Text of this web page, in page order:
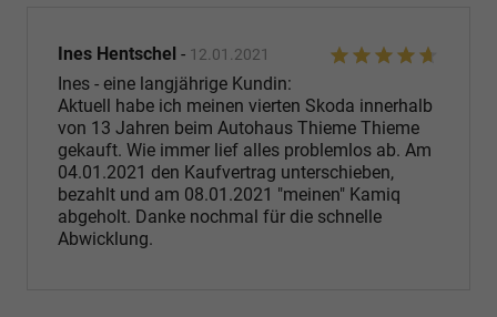
Ines Hentschel - 12.01.2021
Ines - eine langjährige Kundin:
Aktuell habe ich meinen vierten Skoda innerhalb
von 13 Jahren beim Autohaus Thieme Thieme
gekauft. Wie immer lief alles problemlos ab. Am
04.01.2021 den Kaufvertrag unterschieben,
bezahlt und am 08.01.2021 "meinen" Kamiq
abgeholt. Danke nochmal für die schnelle
Abwicklung.